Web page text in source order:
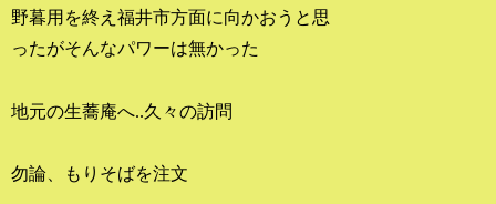
野暮用を終え福井市方面に向かおうと思
ったがそんなパワーは無かった
地元の生蕎庵へ..久々の訪問
勿論、もりそばを注文